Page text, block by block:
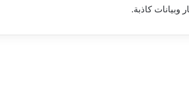
وبيانات كاذبة.